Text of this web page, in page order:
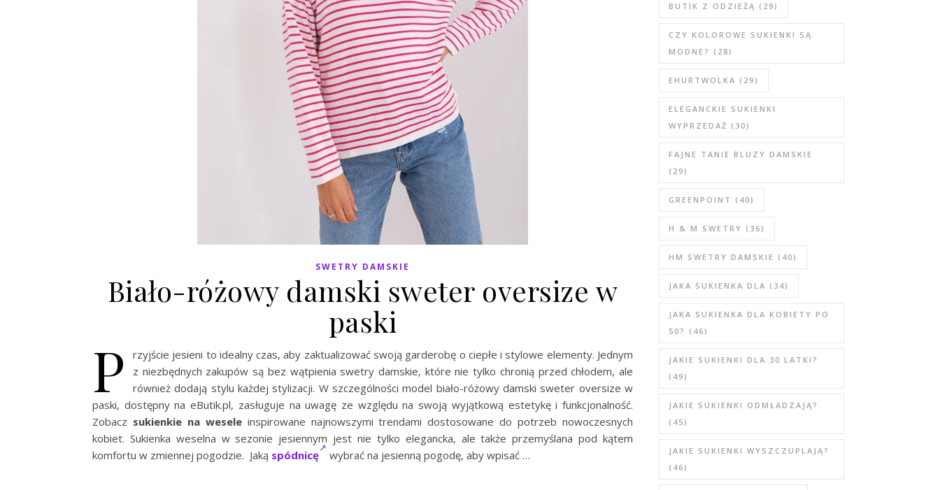
SWETRY DAMSKIE
Biało-różowy damski sweter oversize w
paski
P
rzyjście jesieni to idealny czas, aby zaktualizować swoją garderobę o ciepłe i stylowe elementy. Jednym
z niezbędnych zakupów są bez wątpienia swetry damskie, które nie tylko chronią przed chłodem, ale
również dodają stylu każdej stylizacji. W szczególności model biało-różowy damski sweter oversize w
paski, dostępny na eButik.pl, zasługuje na uwagę ze względu na swoją wyjątkową estetykę i funkcjonalność.
Zobacz sukienkie na weseleinspirowane najnowszymi trendami dostosowane do potrzeb nowoczesnych
kobiet. Sukienka weselna w sezonie jesiennym jest nie tylko elegancka, ale także przemyślana pod kątem
komfortu w zmiennej pogodzie. Jaką spódnicę wybrać na jesienną pogodę, aby wpisać …
BUTIK Z ODZIEŻĄ (29)
CZY KOLOROWE SUKIENKI SĄ
MODNE? (28)
EHURTWOLKA (29)
ELEGANCKIE SUKIENKI
WYPRZEDAŻ (30)
FAJNE TANIE BLUZY DAMSKIE
(29)
GREENPOINT (40)
H & M SWETRY (36)
HM SWETRY DAMSKIE (40)
JAKA SUKIENKA DLA (34)
JAKA SUKIENKA DLA KOBIETY PO
50? (46)
JAKIE SUKIENKI DLA 30 LATKI?
(49)
JAKIE SUKIENKI ODMŁADZAJĄ?
(45)
JAKIE SUKIENKI WYSZCZUPLAJĄ?
(46)